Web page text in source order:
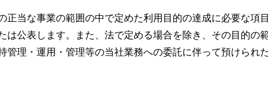
正当な事業の範囲の中で定めた利用目的の達成に必要な項
は公表します。また、法で定める場合を除き、その目的の
理・運用・管理等の当社業務への委託に伴って預けられ